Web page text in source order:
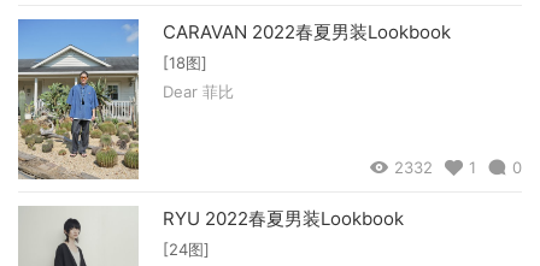
CARAVAN 2022春夏男装Lookbook
[18图]
Dear 菲比
2332 1 0
RYU 2022春夏男装Lookbook
[24图]